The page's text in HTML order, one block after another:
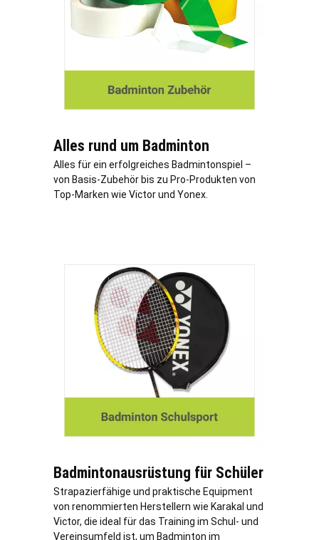
Alles rund um Badminton
Alles für ein erfolgreiches Badmintonspiel –
von Basis-Zubehör bis zu Pro-Produkten von
Top-Marken wie Victor und Yonex.
Badmintonausrüstung für Schüler
Strapazierfähige und praktische Equipment
von renommierten Herstellern wie Karakal und
Victor, die ideal für das Training im Schul- und
Vereinsumfeld ist, um Badminton im